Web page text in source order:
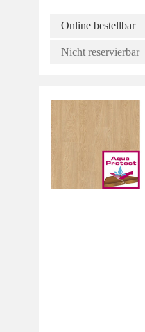
Online bestellbar
Nicht reservierbar